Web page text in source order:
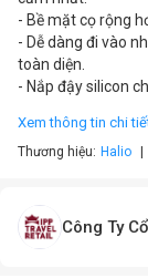
- Bề mặt cọ rộng
- Dễ dàng đi vào
toàn diện.
- Nắp đậy silicon
Xem thông tin chi
Thương hiệu: Halio
Công Ty